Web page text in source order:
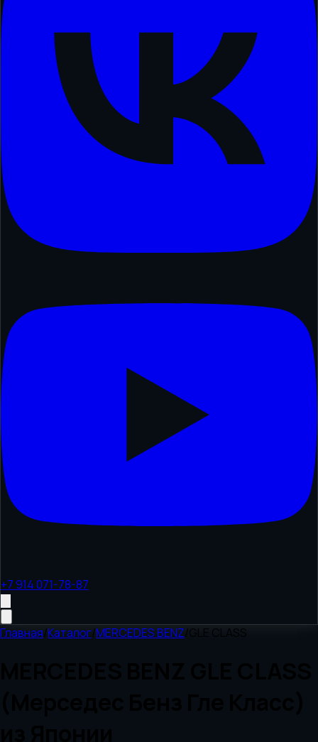
+7 914 071-78-87
Главная/Каталог/MERCEDES BENZ/GLE CLASS